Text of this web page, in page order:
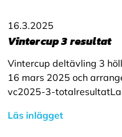
16.3.2025
Vintercup 3 resultat
Vintercup deltävling 3
16 mars 2025 och
vc2025-3-
Läs inlägget